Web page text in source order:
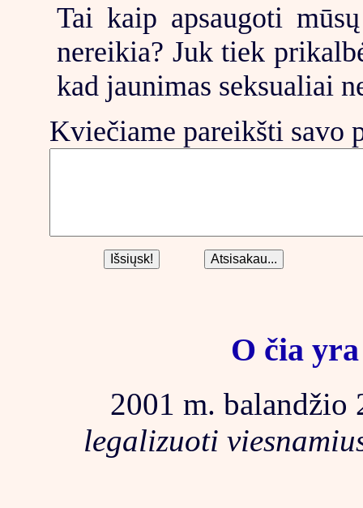
Tai kaip apsaugoti
nereikia? Juk tiek
kad jaunimas seksualiai
Kviečiame pareikšti savo
O čia
2001 m. balandžio
legalizuoti